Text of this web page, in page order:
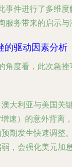
事件进行了多维
务带来的启示与
的驱动因素分析
角度看，此次急
澳大利亚与美国关
速）的意外背离
期发生快速调整
，会强化美元加